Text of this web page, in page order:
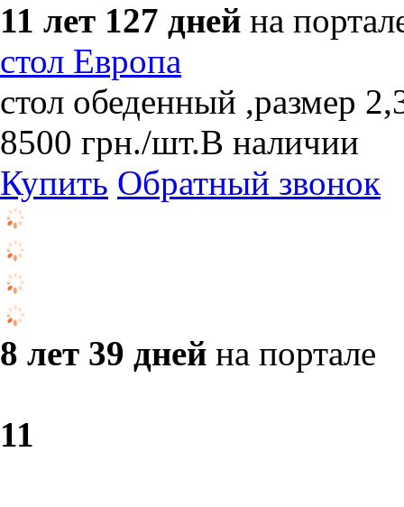
11 лет 127 дней на
стол Европа
стол обеденный ,размер
8500 грн./шт.В наличии
Купить Обратный звонок
8 лет 39 дней на портале
11